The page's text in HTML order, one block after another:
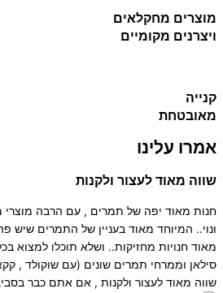
מוצרים מחקלאים
ויצרנים מקומיים
קנייה
מאובטחת
אמרו עלינו
שווה מאוד לעצור ולקנות
חנות מאוד יפה של תמרים , עם הרבה מוצרי
ונוי.. המיוחד מאוד בעניין של התמרים שיש
מאוד חנויות מחזיקות.. ושלא תוכלו למצוא
סילאן וממרחי תמרים שונים (עם שוקולד ,
שווה מאוד לעצור ולקנות , אם אתם כבר